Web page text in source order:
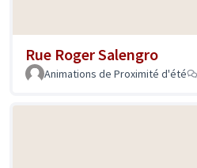
Rue Roger Salengro
Animations de Proximité d'été